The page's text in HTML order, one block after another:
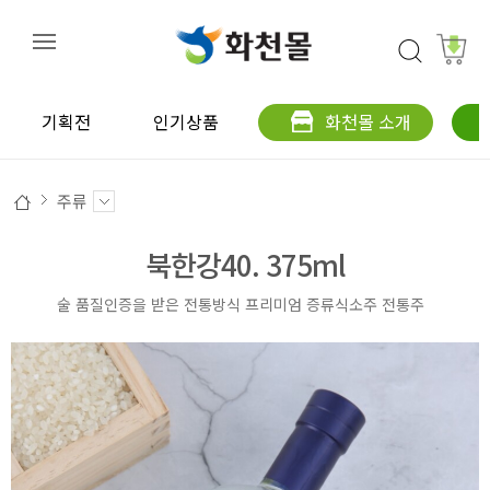
기획전 인기상품 화천몰 소개
주류
북한강40. 375ml
술 품질인증을 받은 전통방식 프리미엄 증류식소주 전통주